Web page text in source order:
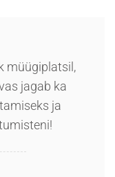
müügiplatsil,
jagab ka
ja